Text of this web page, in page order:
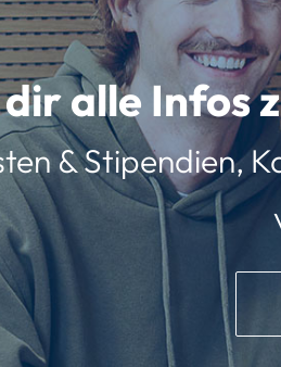
alle Infos
& Stipendien,